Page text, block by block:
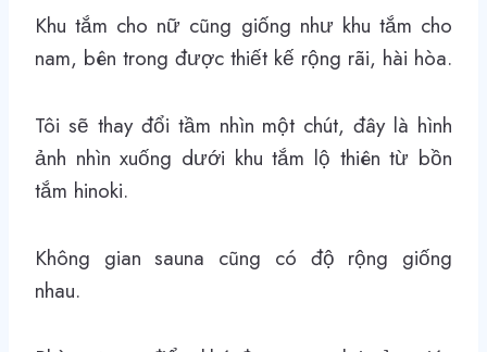
Khu tắm cho nữ cũng giống như khu tắm cho
nam, bên trong được thiết kế rộng rãi, hài hòa.
Tôi sẽ thay đổi tầm nhìn một chút, đây là hình
ảnh nhìn xuống dưới khu tắm lộ thiên từ bồn
tắm hinoki.
Không gian sauna cũng có độ rộng giống
nhau.